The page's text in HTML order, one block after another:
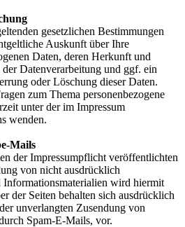
gesetzlichen Bestimmungen
Auskunft über Ihre
Daten, deren Herkunft und
Datenverarbeitung und ggf. ein
oder Löschung dieser Daten.
zum Thema personenbezogene
unter der im Impressum
wenden.
Mails
der Impressumpflicht veröffentlichten
von nicht ausdrücklich
Informationsmaterialien wird hiermit
der Seiten behalten sich ausdrücklich
unverlangten Zusendung von
Spam-E-Mails, vor.